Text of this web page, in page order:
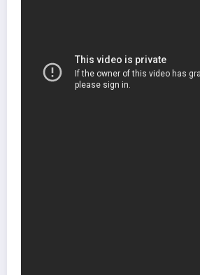
Les paresseux bloquent temporairement les